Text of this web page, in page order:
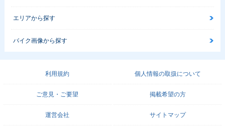
エリアから探す
バイク画像から探す
利用規約 個人情報の取扱について
ご意見・ご要望 掲載希望の方
運営会社 サイトマップ